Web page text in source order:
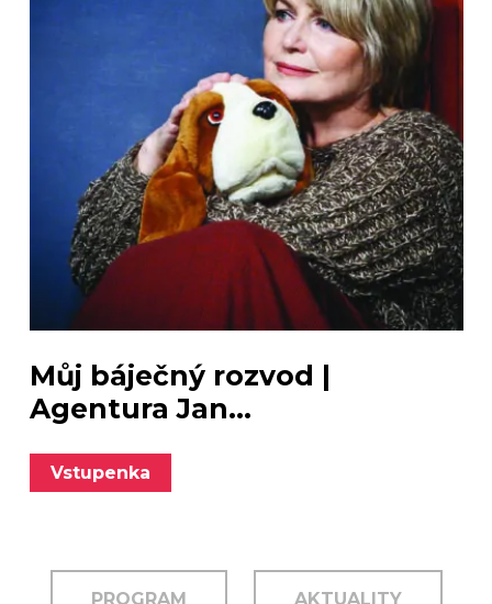
Můj báječný rozvod |
Agentura Jan...
Vstupenka
PROGRAM AKTUALITY